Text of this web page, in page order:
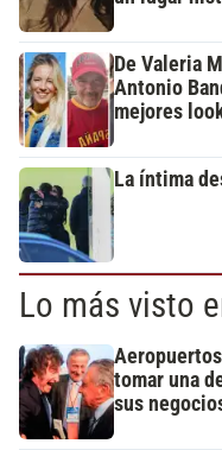
De Valeria
Antonio
mejores
La íntima
Lo más visto
tomar una
sus